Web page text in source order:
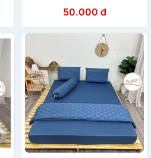
vỏ gối theo mẫu ga
50.000 đ